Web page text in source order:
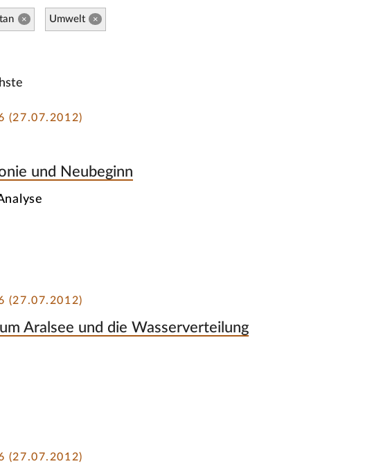
× Umwelt ×
(27.07.2012)
und Neubeginn
(27.07.2012)
Aralsee und die Wasserverteilung
(27.07.2012)